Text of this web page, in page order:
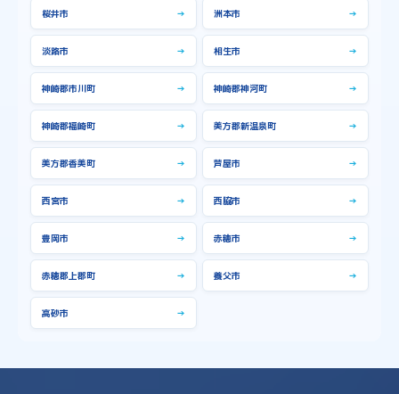
桜井市 → 洲本市 →
淡路市 → 相生市 →
神崎郡市川町 → 神崎郡神河町 →
神崎郡福崎町 → 美方郡新温泉町 →
美方郡香美町 → 芦屋市 →
西宮市 → 西脇市 →
豊岡市 → 赤穂市 →
赤穂郡上郡町 → 養父市 →
高砂市 →